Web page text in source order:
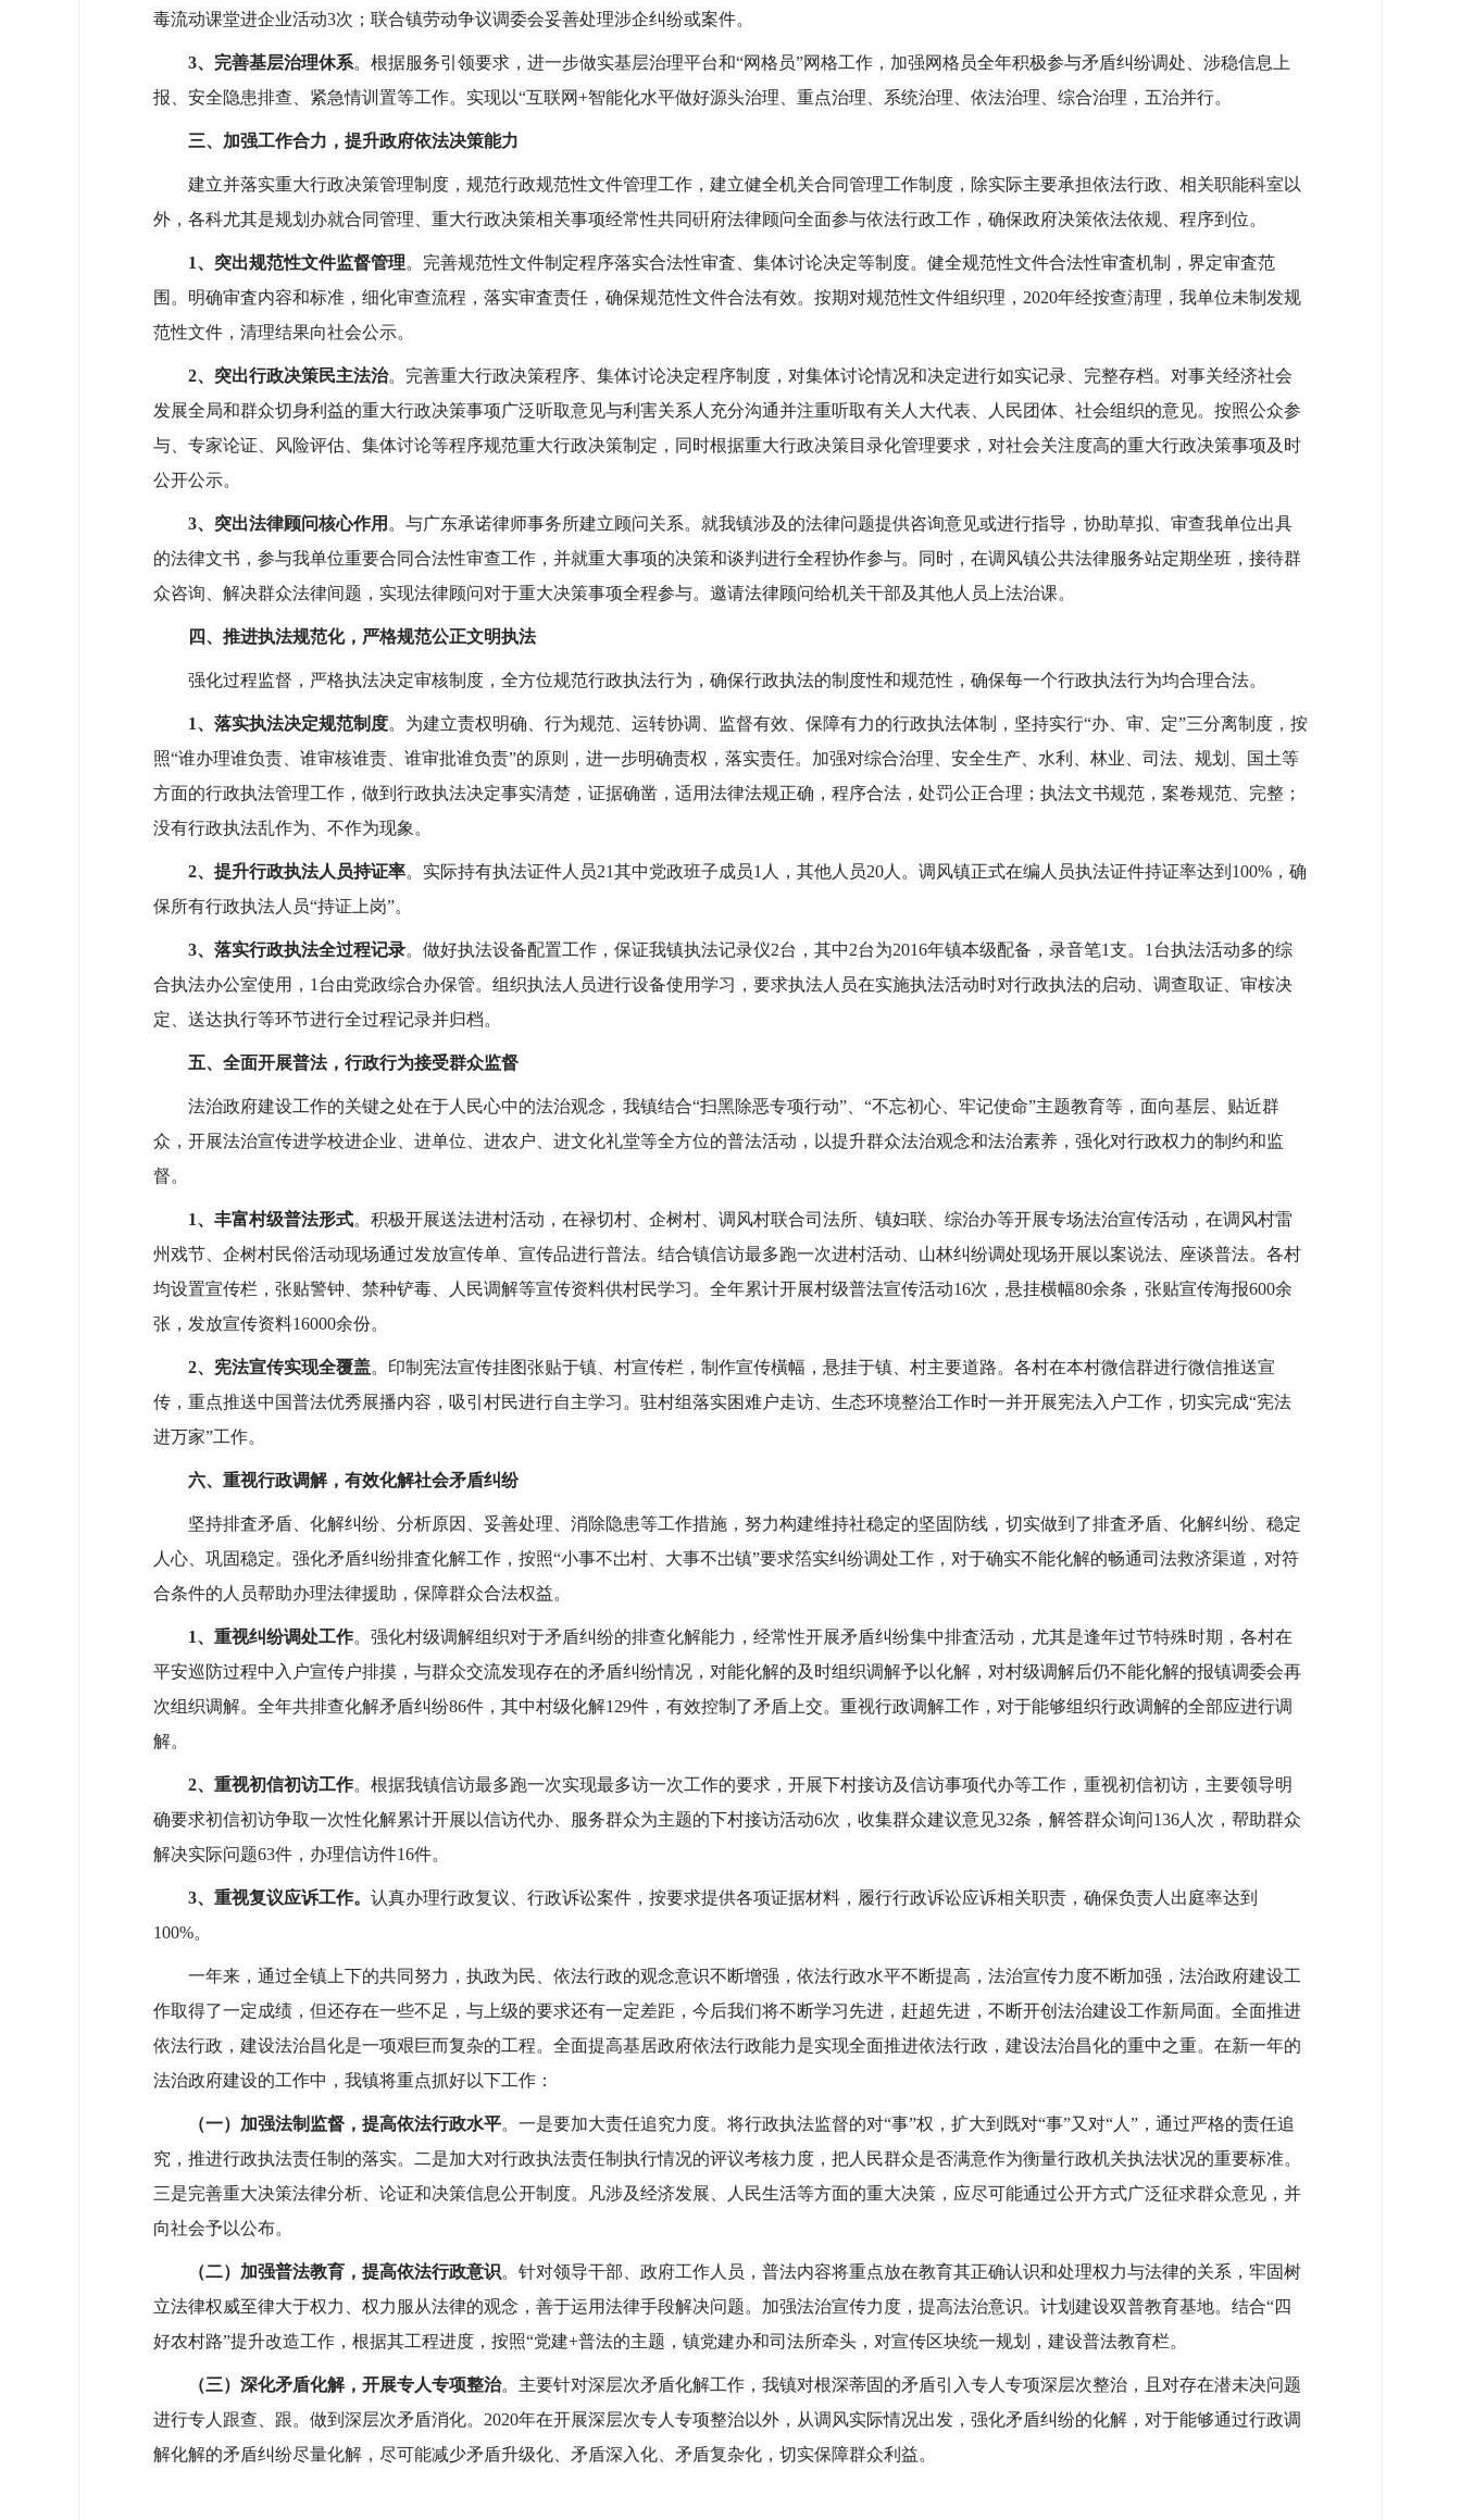
毒流动课堂进企业活动3次；联合镇劳动争议调委会妥善处理涉企纠纷或案件。
3、 完善基层治理休系。根据服务引领要求，进一步做实基层治理平台和“网格员”网格工作，加强网格员全年积极参与矛盾纠纷调处、涉稳信息上
报、安全隐患排查、紧急情训置等工作。实现以“互联网+智能化水平做好源头治理、重点治理、系统治理、依法治理、综合治理，五治并行。
三、加强工作合力，提升政府依法决策能力
建立并落实重大行政决策管理制度，规范行政规范性文件管理工作，建立健全机关合同管理工作制度，除实际主要承担依法行政、相关职能科室以
外，各科尤其是规划办就合同管理、重大行政决策相关事项经常性共同硏府法律顾问全面参与依法行政工作，确保政府决策依法依规、程序到位。
1、 突出规范性文件监督管理。完善规范性文件制定程序落实合法性审査、集体讨论决定等制度。健全规范性文件合法性审査机制，界定审査范
围。明确审査内容和标准，细化审查流程，落实审査责任，确保规范性文件合法有效。按期对规范性文件组织理，2020年经按查淸理，我单位未制发规
范性文件，清理结果向社会公示。
2、 突出行政决策民主法治。完善重大行政决策程序、集体讨论决定程序制度，对集体讨论情况和决定进行如实记录、完整存档。对事关经济社会
发展全局和群众切身利益的重大行政决策事项广泛听取意见与利害关系人充分沟通并注重听取有关人大代表、人民团体、社会组织的意见。按照公众参
与、专家论证、风险评估、集体讨论等程序规范重大行政决策制定，同时根据重大行政决策目录化管理要求，对社会关注度高的重大行政决策事项及时
公开公示。
3、 突出法律顾问核心作用 。与广东承诺律师事务所建立顾问关系。就我镇涉及的法律问题提供咨询意见或进行指导，协助草拟、审查我单位出具
的法律文书，参与我单位重要合同合法性审查工作，并就重大事项的决策和谈判进行全程协作参与。同时，在调风镇公共法律服务站定期坐班，接待群
众咨询、解决群众法律间题，实现法律顾问对于重大决策事项全程参与。邀请法律顾问给机关干部及其他人员上法治课。
四、推进执法规范化，严格规范公正文明执法
强化过程监督，严格执法决定审核制度，全方位规范行政执法行为，确保行政执法的制度性和规范性，确保每一个行政执法行为均合理合法。
1、落实执法决定规范制度。为建立责权明确、行为规范、运转协调、监督有效、保障有力的行政执法体制，坚持实行“办、审、定”三分离制度，按
照“谁办理谁负责、谁审核谁责、谁审批谁负责”的原则，进一步明确责权，落实责任。加强对综合治理、安全生产、水利、林业、司法、规划、国土等
方面的行政执法管理工作，做到行政执法决定事实清楚，证据确凿，适用法律法规正确，程序合法，处罚公正合理；执法文书规范，案卷规范、完整；
没有行政执法乱作为、不作为现象。
2、 提升行政执法人员持证率。实际持有执法证件人员21其中党政班子成员1人，其他人员20人。调风镇正式在编人员执法证件持证率达到100%，确
保所有行政执法人员“持证上岗”。
3、 落实行政执法全过程记录。做好执法设备配置工作，保证我镇执法记录仪2台，其中2台为2016年镇本级配备，录音笔1支。1台执法活动多的综
合执法办公室使用，1台由党政综合办保管。组织执法人员进行设备使用学习，要求执法人员在实施执法活动时对行政执法的启动、调查取证、审桉决
定、送达执行等环节进行全过程记录并归档。
五、全面开展普法，行政行为接受群众监督
法治政府建设工作的关键之处在于人民心中的法治观念，我镇结合“扫黑除恶专项行动”、“不忘初心、牢记使命”主题教育等，面向基层、贴近群
众，开展法治宣传进学校进企业、进单位、进农户、进文化礼堂等全方位的普法活动，以提升群众法治观念和法治素养，强化对行政权力的制约和监
督。
1、 丰富村级普法形式。积极开展送法进村活动，在禄切村、企树村、调风村联合司法所、镇妇联、综治办等开展专场法治宣传活动，在调风村雷
州戏节、企树村民俗活动现场通过发放宣传单、宣传品进行普法。结合镇信访最多跑一次进村活动、山林纠纷调处现场开展以案说法、座谈普法。各村
均设置宣传栏，张贴警钟、禁种铲毒、人民调解等宣传资料供村民学习。全年累计开展村级普法宣传活动16次，悬挂横幅80余条，张贴宣传海报600余
张，发放宣传资料16000余份。
2、 宪法宣传实现全覆盖。印制宪法宣传挂图张贴于镇、村宣传栏，制作宣传橫幅，悬挂于镇、村主要道路。各村在本村微信群进行微信推送宣
传，重点推送中国普法优秀展播内容，吸引村民进行自主学习。驻村组落实困难户走访、生态环境整治工作时一并开展宪法入户工作，切实完成“宪法
进万家”工作。
六、重视行政调解，有效化解社会矛盾纠纷
坚持排査矛盾、化解纠纷、分析原因、妥善处理、消除隐患等工作措施，努力构建维持社稳定的坚固防线，切实做到了排査矛盾、化解纠纷、稳定
人心、巩固稳定。强化矛盾纠纷排査化解工作，按照“小事不岀村、大事不岀镇”要求箈实纠纷调处工作，对于确实不能化解的畅通司法救济渠道，对符
合条件的人员帮助办理法律援助，保障群众合法权益。
1、 重视纠纷调处工作。强化村级调解组织对于矛盾纠纷的排查化解能力，经常性开展矛盾纠纷集中排査活动，尤其是逢年过节特殊时期，各村在
平安巡防过程中入户宣传户排摸，与群众交流发现存在的矛盾纠纷情况，对能化解的及时组织调解予以化解，对村级调解后仍不能化解的报镇调委会再
次组织调解。全年共排查化解矛盾纠纷86件，其中村级化解129件，有效控制了矛盾上交。重视行政调解工作，对于能够组织行政调解的全部应进行调
解。
2、 重视初信初访工作。根据我镇信访最多跑一次实现最多访一次工作的要求，开展下村接访及信访事项代办等工作，重视初信初访，主要领导明
确要求初信初访争取一次性化解累计开展以信访代办、服务群众为主题的下村接访活动6次，收集群众建议意见32条，解答群众询问136人次，帮助群众
解决实际问题63件，办理信访件16件。
3、 重视复议应诉工作。 认真办理行政复议、行政诉讼案件，按要求提供各项证据材料，履行行政诉讼应诉相关职责，确保负责人出庭率达到
100%。
一年来，通过全镇上下的共同努力，执政为民、依法行政的观念意识不断增强，依法行政水平不断提高，法治宣传力度不断加强，法治政府建设工
作取得了一定成绩，但还存在一些不足，与上级的要求还有一定差距，今后我们将不断学习先进，赶超先进，不断开创法治建设工作新局面。全面推进
依法行政，建设法治昌化是一项艰巨而复杂的工程。全面提高基居政府依法行政能力是实现全面推进依法行政，建设法治昌化的重中之重。在新一年的
法治政府建设的工作中，我镇将重点抓好以下工作：
（一）加强法制监督，提高依法行政水平。一是要加大责任追究力度。将行政执法监督的对“事”权，扩大到既对“事”又对“人”，通过严格的责任追
究，推进行政执法责任制的落实。二是加大对行政执法责任制执行情况的评议考核力度，把人民群众是否满意作为衡量行政机关执法状况的重要标准。
三是完善重大决策法律分析、论证和决策信息公开制度。凡涉及经济发展、人民生活等方面的重大决策，应尽可能通过公开方式广泛征求群众意见，并
向社会予以公布。
（二）加强普法教育，提高依法行政意识。针对领导干部、政府工作人员，普法内容将重点放在教育其正确认识和处理权力与法律的关系，牢固树
立法律权威至律大于权力、权力服从法律的观念，善于运用法律手段解决问题。加强法治宣传力度，提高法治意识。计划建设双普教育基地。结合“四
好农村路”提升改造工作，根据其工程进度，按照“党建+普法的主题，镇党建办和司法所牵头，对宣传区块统一规划，建设普法教育栏。
（三）深化矛盾化解，开展专人专项整治。主要针对深层次矛盾化解工作，我镇对根深蒂固的矛盾引入专人专项深层次整治，且对存在潜未决问题
进行专人跟查、跟。做到深层次矛盾消化。2020年在开展深层次专人专项整治以外，从调风实际情况出发，强化矛盾纠纷的化解，对于能够通过行政调
解化解的矛盾纠纷尽量化解，尽可能减少矛盾升级化、矛盾深入化、矛盾复杂化，切实保障群众利益。